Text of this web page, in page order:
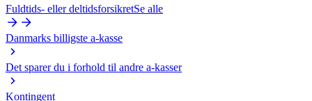
Fuldtids- eller deltidsforsikretSe alle
Danmarks billigste a-kasse
Det sparer du i forhold til andre a-kasser
Kontingent